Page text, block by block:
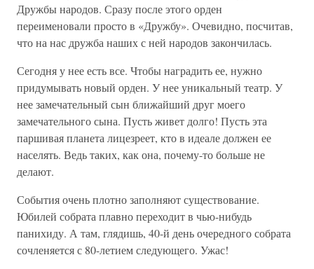
Дружбы народов. Сразу после этого орден
переименовали просто в «Дружбу». Очевидно, посчитав,
что на нас дружба наших с ней народов закончилась.
Сегодня у нее есть все. Чтобы наградить ее, нужно
придумывать новый орден. У нее уникальный театр. У
нее замечательный сын ближайший друг моего
замечательного сына. Пусть живет долго! Пусть эта
паршивая планета лицезреет, кто в идеале должен ее
населять. Ведь таких, как она, почему-то больше не
делают.
События очень плотно заполняют существование.
Юбилей собрата плавно переходит в чью-нибудь
панихиду. А там, глядишь, 40-й день очередного собрата
сочленяется с 80-летием следующего. Ужас!